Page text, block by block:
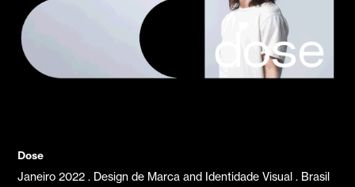
Dose
Janeiro 2022 . Design de Marca and Identidade Visual . Brasil